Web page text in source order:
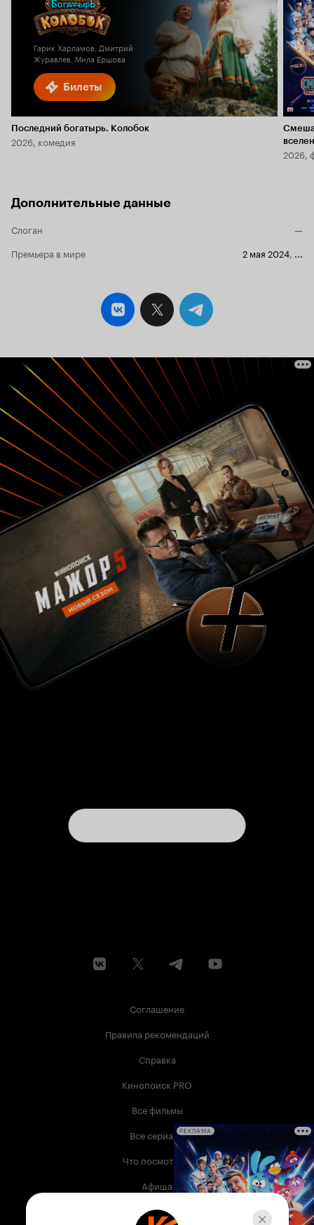
Билеты
Гарик Харламов, Дмитрий
Журавлев, Мила Ершова
Последний богатырь. Колобок
2026, комедия
6.1
2026,
Дополнительные данные
Слоган
—
Премьера в мире
2 мая 2024, ...
Соглашение
Правила рекомендаций
Справка
Кинопоиск PRO
Все фильмы
Все сериалы
Что посмотреть
Афиша
Музыка
РЕКЛАМА